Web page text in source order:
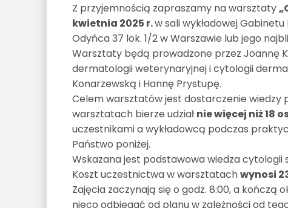
Z przyjemnością zapraszamy na warsztaty
kwietnia 2025 r.w sali wykładowej
Odyńca 37 lok. 1/2 w Warszawie lub jego
Warsztaty będą prowadzone przez Joannę
dermatologii weterynaryjnej i cytologii
Konarzewską i Hannę Prystupę.
Celem warsztatów jest dostarczenie wiedzy
warsztatach bierze udział nie więcej niż 18
uczestnikami a wykładowcą podczas
Państwo poniżej.
Wskazana jest podstawowa wiedza cytologii
Koszt uczestnictwa w warsztatachwynosi
Zajęcia zaczynają się o godz. 8:00, a kończą
nieco odbiegać od planu w zależności od